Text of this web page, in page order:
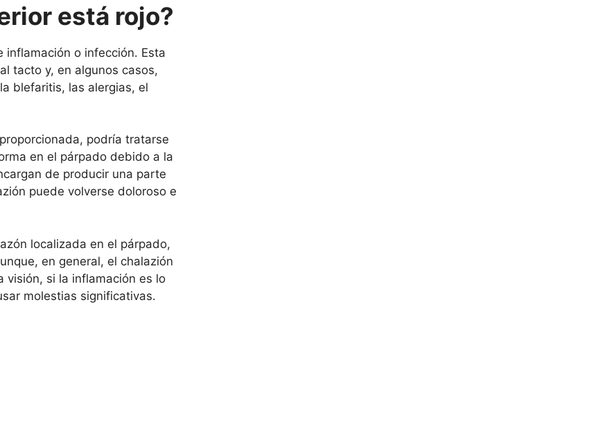
está rojo?
o infección. Esta
tacto y, en algunos casos,
blefaritis, las alergias, el
podría tratarse
en el párpado debido a la
de producir una parte
puede volverse doloroso e
localizada en el párpado,
en general, el chalazión
visión, si la inflamación es lo
molestias significativas.